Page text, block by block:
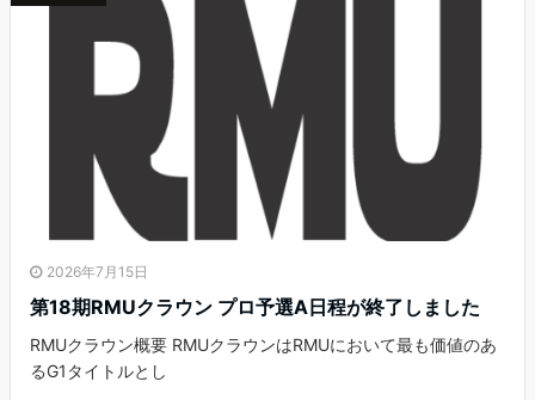
2026年7月15日
第18期RMUクラウン プロ予選A日程が終了しました
RMUクラウン概要 RMUクラウンはRMUにおいて最も価値のあ
るG1タイトルとし